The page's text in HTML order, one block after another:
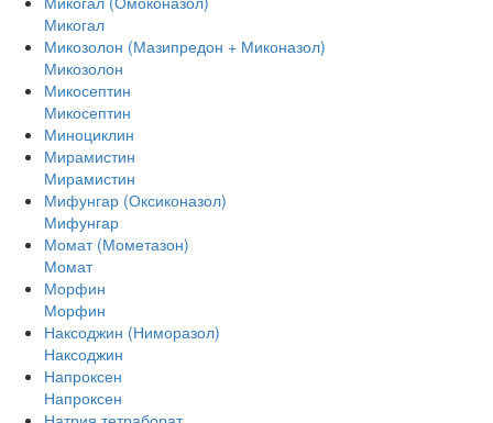
Микогал
Микозолон (Мазипредон + Миконазол)
Микозолон
Микосептин
Микосептин
Миноциклин
Мирамистин
Мирамистин
Мифунгар (Оксиконазол)
Мифунгар
Момат (Мометазон)
Момат
Морфин
Морфин
Наксоджин (Ниморазол)
Наксоджин
Напроксен
Напроксен